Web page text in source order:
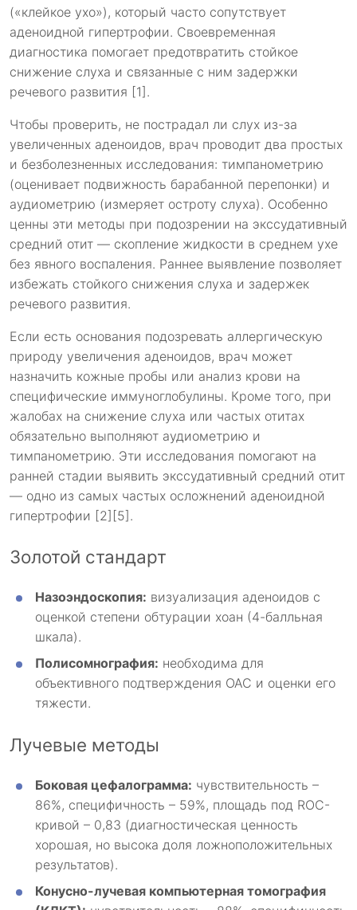
(«клейкое ухо»), который часто сопутствует
аденоидной гипертрофии. Своевременная
диагностика помогает предотвратить стойкое
снижение слуха и связанные с ним задержки
речевого развития [1].
Чтобы проверить, не пострадал ли слух из-за
увеличенных аденоидов, врач проводит два простых
и безболезненных исследования: тимпанометрию
(оценивает подвижность барабанной перепонки) и
аудиометрию (измеряет остроту слуха). Особенно
ценны эти методы при подозрении на экссудативный
средний отит — скопление жидкости в среднем ухе
без явного воспаления. Раннее выявление позволяет
избежать стойкого снижения слуха и задержек
речевого развития.
Если есть основания подозревать аллергическую
природу увеличения аденоидов, врач может
назначить кожные пробы или анализ крови на
специфические иммуноглобулины. Кроме того, при
жалобах на снижение слуха или частых отитах
обязательно выполняют аудиометрию и
тимпанометрию. Эти исследования помогают на
ранней стадии выявить экссудативный средний отит
— одно из самых частых осложнений аденоидной
гипертрофии [2][5].
Золотой стандарт
Назоэндоскопия: визуализация аденоидов с
оценкой степени обтурации хоан (4-балльная
шкала).
Полисомнография: необходима для
объективного подтверждения ОАС и оценки его
тяжести.
Лучевые методы
Боковая цефалограмма: чувствительность –
86%, специфичность – 59%, площадь под ROC-
кривой – 0,83 (диагностическая ценность
хорошая, но высока доля ложноположительных
результатов).
Конусно-лучевая компьютерная томография